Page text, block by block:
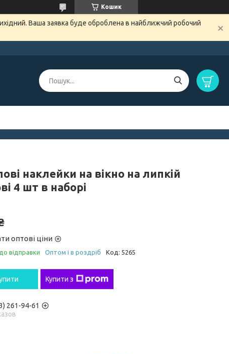
Кошик
Ваша заявка буде оброблена в найближчий робочий
наклейки на вікно на липкій
4 шт в наборі
оптові ціни
відправки Оптом і в роздріб Код: 5265
Купити з
261-94-61